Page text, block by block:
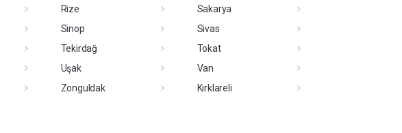
Rize
Sakarya
Sinop
Sivas
Tekirdağ
Tokat
Uşak
Van
Zonguldak
Kırklareli